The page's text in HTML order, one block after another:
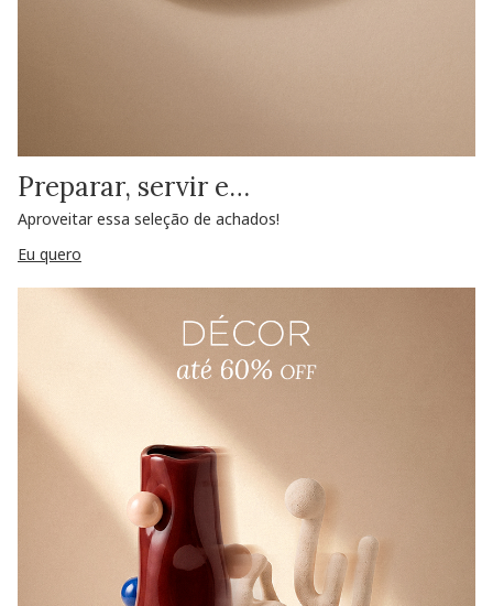
Preparar, servir e…
Aproveitar essa seleção de achados!
Eu quero